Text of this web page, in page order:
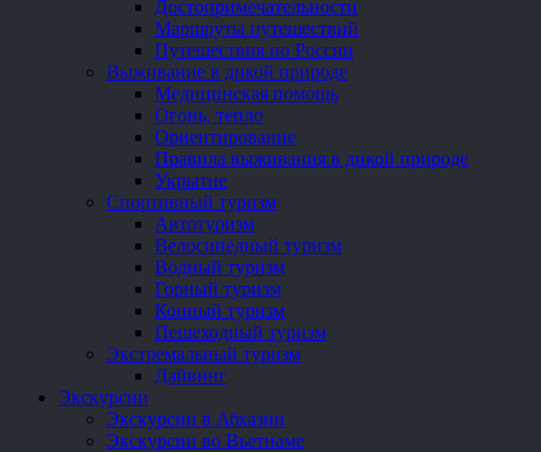
Достопримечательности
Маршруты путешествий
Путешествия по России
Выживание в дикой природе
Медицинская помощь
Огонь, тепло
Ориентирование
Правила выживания в дикой природе
Укрытие
Спортивный туризм
Автотуризм
Велосипедный туризм
Водный туризм
Горный туризм
Конный туризм
Пешеходный туризм
Экстремальный туризм
Дайвинг
Экскурсии
Экскурсии в Абхазии
Экскурсии во Вьетнаме